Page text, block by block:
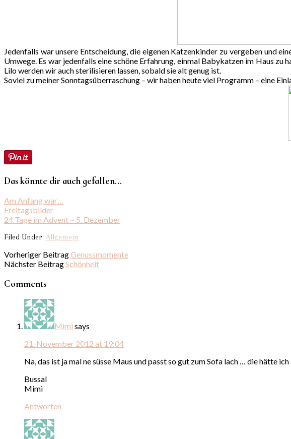
Jedenfalls war unsere Entscheidung, die eigenen Katzenkinder zu vergeben und
Umwege. Es war jedenfalls eine schöne Erfahrung, einmal Babykatzen im Haus
Lilo werden wir auch sterilisieren lassen, sobald sie alt genug ist.
Soviel zu meiner Sonntagsüberraschung – wir haben heute viel Programm – eine
Das könnte dir auch gefallen...
Am Anfang war…
Freitagsbilder
24 Tage im Advent ~ 5. Dezember
Filed Under: Allgemein
Vorheriger BeitragGenussmomente
Nächster BeitragSchönheit
Comments
Mimi says
21. November 2012 at 19:04
Na, das ist ja mal ne süsse Maus und passt so gut zum Sofa lach … die hätte
Bussal
Mimi
Antworten